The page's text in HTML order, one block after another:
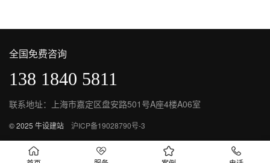
全国免费咨询
138 1840 5811
联系地址：上海市嘉定区盘安路501号A座4楼A06室
© 2025 牛设建站 沪ICP备19028790号-3